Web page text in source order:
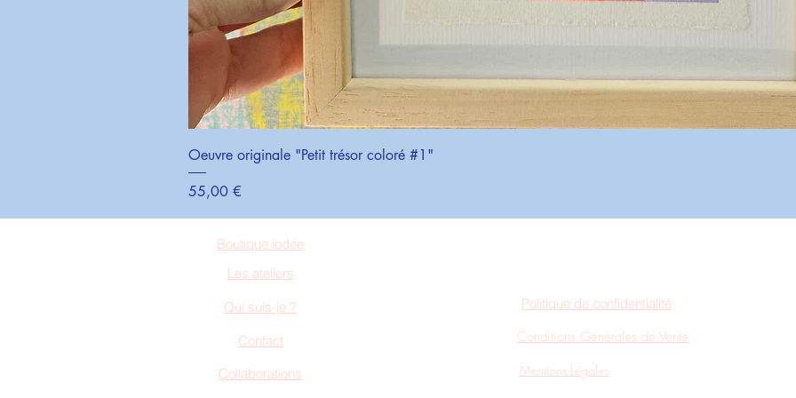
Oeuvre originale "Petit trésor coloré #1"
Prix
55,00 €
Boutique iodée
Les ateliers
Qui suis-je ?
Contact
Collaborations
Politique de confidentialité
Conditions Générales de Vente
Mentions Légales